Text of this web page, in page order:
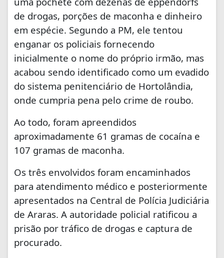
de drogas, porções de maconha e dinheiro
em espécie. Segundo a PM, ele tentou
enganar os policiais fornecendo
inicialmente o nome do próprio irmão, mas
acabou sendo identificado como um evadido
do sistema penitenciário de Hortolândia,
onde cumpria pena pelo crime de roubo.
Ao todo, foram apreendidos
aproximadamente 61 gramas de cocaína e
107 gramas de maconha.
Os três envolvidos foram encaminhados
para atendimento médico e posteriormente
apresentados na Central de Polícia Judiciária
de Araras. A autoridade policial ratificou a
prisão por tráfico de drogas e captura de
procurado.